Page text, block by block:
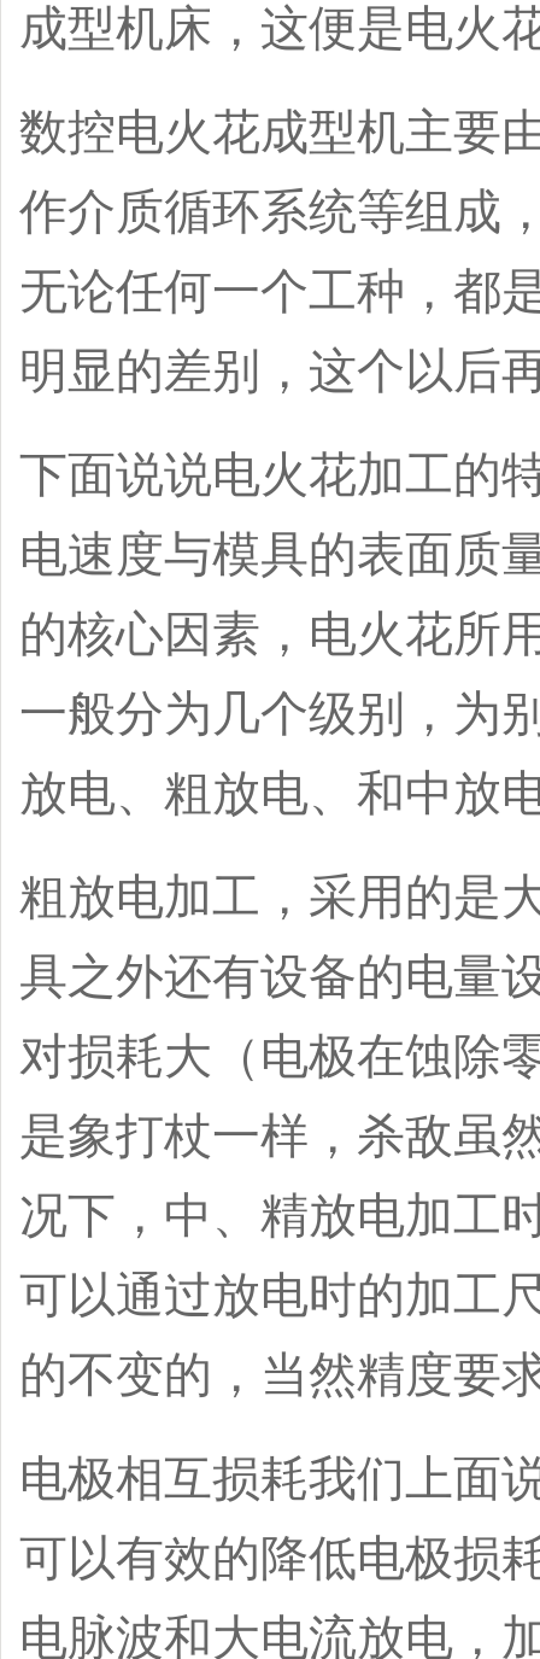
成型机床，这便是电火
数控电火花成型机主要
作介质循环系统等组成
无论任何一个工种，都
明显的差别，这个以后
下面说说电火花加工的
电速度与模具的表面质
的核心因素，电火花所
一般分为几个级别，为
放电、粗放电、和中放
粗放电加工，采用的是
具之外还有设备的电量
对损耗大（电极在蚀除
是象打杖一样，杀敌虽
况下，中、精放电加工
可以通过放电时的加工
的不变的，当然精度要
电极相互损耗我们上面
可以有效的降低电极损
电脉波和大电流放电，